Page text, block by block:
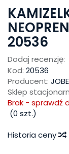
20536
Dodaj recenzję:
Kod: 20536
Producent: JOBE
Sklep
Brak - sprawdź
(0 szt.)
Historia ceny